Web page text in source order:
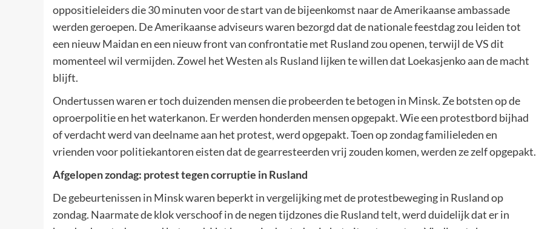
oppositieleiders die 30 minuten voor de start van de bijeenkomst naar de Amerikaanse ambassade
werden geroepen. De Amerikaanse adviseurs waren bezorgd dat de nationale feestdag zou leiden tot
een nieuw Maidan en een nieuw front van confrontatie met Rusland zou openen, terwijl de VS dit
momenteel wil vermijden. Zowel het Westen als Rusland lijken te willen dat Loekasjenko aan de macht
blijft.
Ondertussen waren er toch duizenden mensen die probeerden te betogen in Minsk. Ze botsten op de
oproerpolitie en het waterkanon. Er werden honderden mensen opgepakt. Wie een protestbord bijhad
of verdacht werd van deelname aan het protest, werd opgepakt. Toen op zondag familieleden en
vrienden voor politiekantoren eisten dat de gearresteerden vrij zouden komen, werden ze zelf opgepakt.
Afgelopen zondag: protest tegen corruptie in Rusland
De gebeurtenissen in Minsk waren beperkt in vergelijking met de protestbeweging in Rusland op
zondag. Naarmate de klok verschoof in de negen tijdzones die Rusland telt, werd duidelijk dat er in